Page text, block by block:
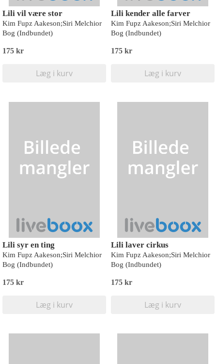
Lili vil være stor
Kim Fupz Aakeson;Siri Melchior
Bog (Indbundet)
175 kr
Læg i kurv
Lili kender alle farver
Kim Fupz Aakeson;Siri Melchior
Bog (Indbundet)
175 kr
Læg i kurv
Lili syr en ting
Kim Fupz Aakeson;Siri Melchior
Bog (Indbundet)
175 kr
Læg i kurv
Lili laver cirkus
Kim Fupz Aakeson;Siri Melchior
Bog (Indbundet)
175 kr
Læg i kurv